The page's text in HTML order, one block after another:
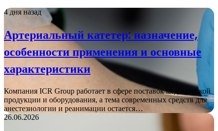
4 дня назад
Артериальный катетер: назначение,
особенности применения и основные
характеристики
Компания ICR Group работает в сфере поставок медицинской
продукции и оборудования, а тема современных средств для
анестезиологии и реанимации остается…
26.06.2026